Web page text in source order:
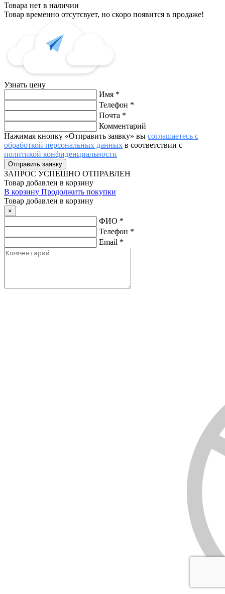
Товара нет в наличии
Товар временно отсутсвует, но скоро появится в продаже!
Узнать цену
Имя *
Телефон *
Почта *
Комментарий
Нажимая кнопку «Отправить заявку» вы соглашаетесь с
обработкой персональных данных в соответствии с
политикой конфиденциальности
ЗАПРОС УСПЕШНО ОТПРАВЛЕН
Товар добавлен в корзину
В корзину Продолжить покупки
Товар добавлен в корзину
×
ФИО *
Телефон *
Email *